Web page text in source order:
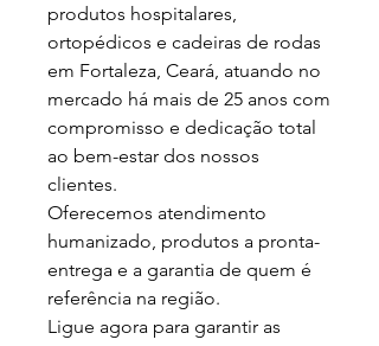
produtos hospitalares,
ortopédicos e cadeiras de rodas
em Fortaleza, Ceará, atuando no
mercado há mais de 25 anos com
compromisso e dedicação total
ao bem-estar dos nossos
clientes.
Oferecemos atendimento
humanizado, produtos a pronta-
entrega e a garantia de quem é
referência na região.
Ligue agora para garantir as